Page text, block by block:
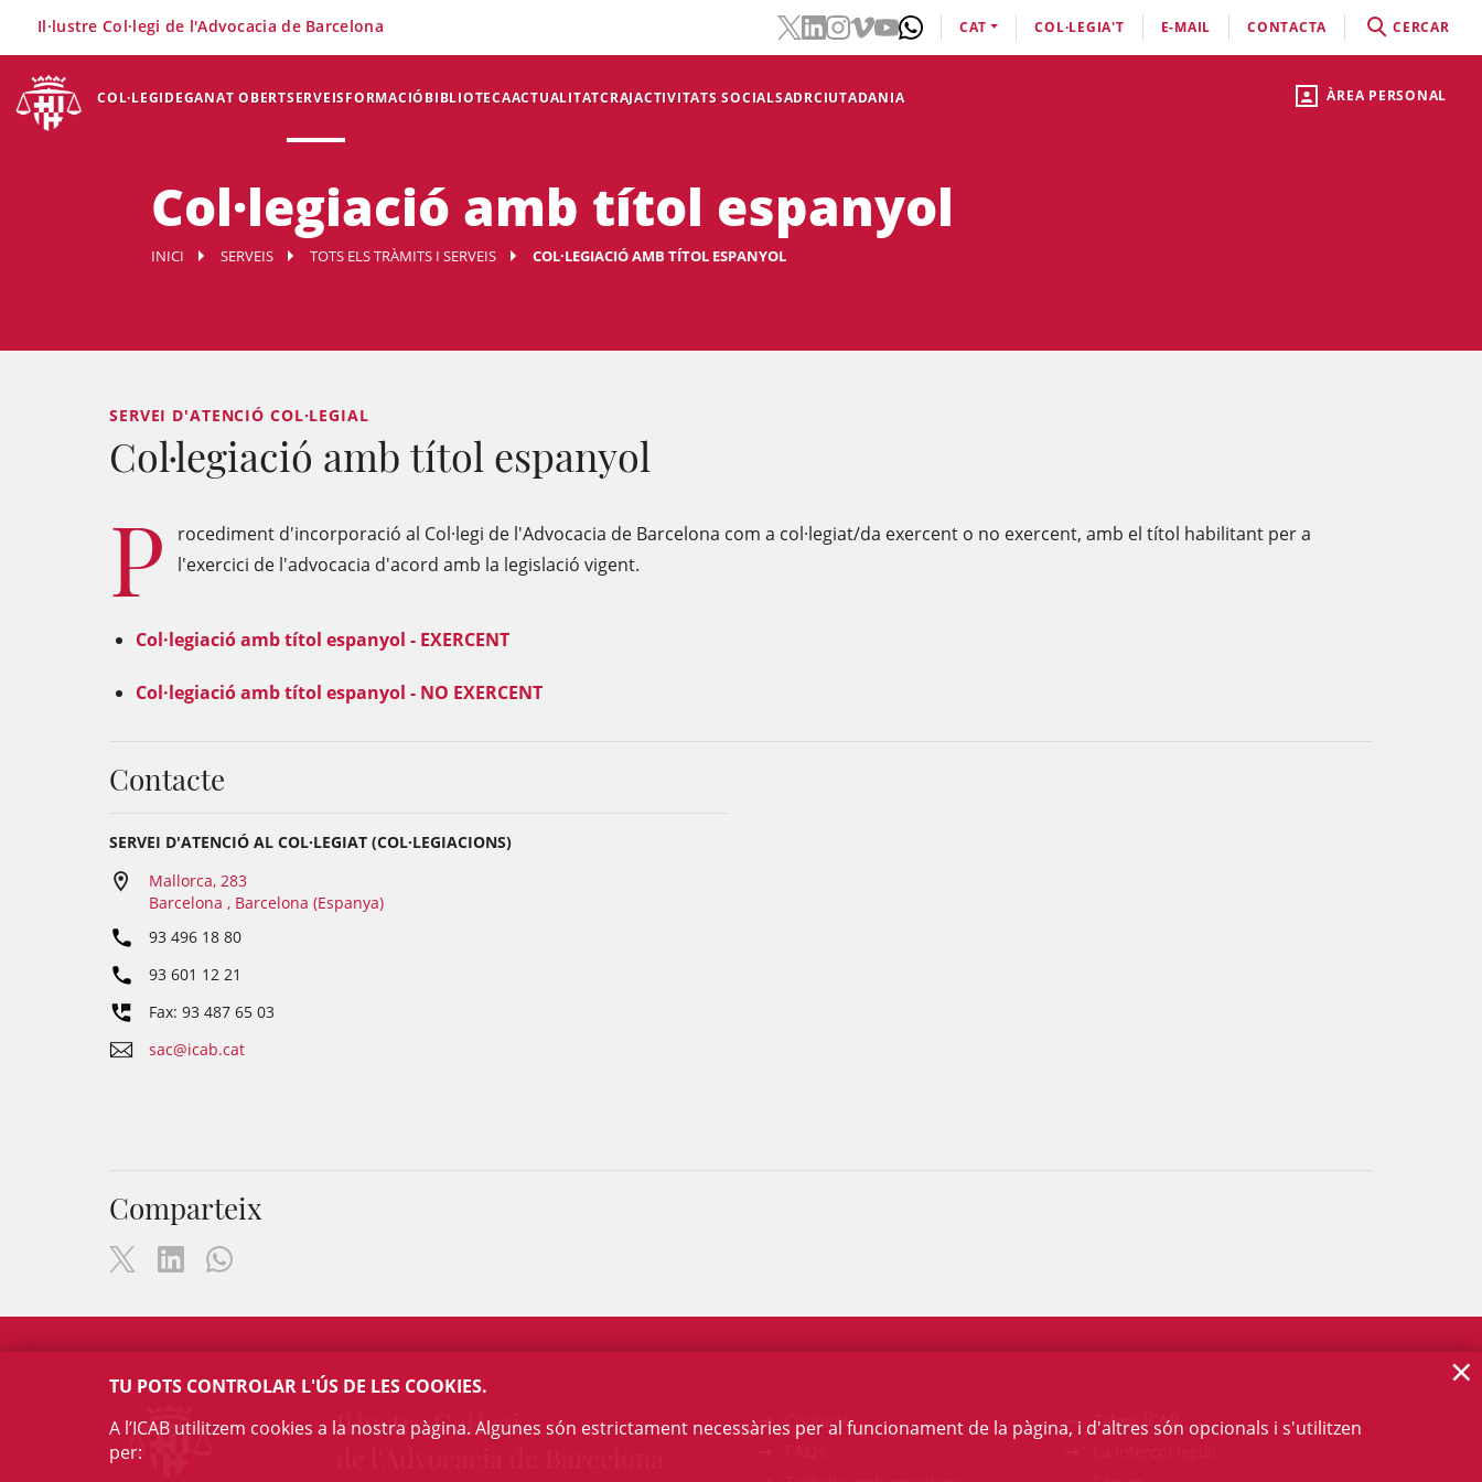
ÀREA PERSONAL
COL·LEGIDEGANAT OBERTSERVEISFORMACIÓBIBLIOTECAACTUALITATCRAJACTIVITATS SOCIALSADRCIUTADANIA
Il·lustre Col·legi de l'Advocacia de Barcelona CAT COL·LEGIA'T E-MAIL CONTACTA CERCAR
Col·legiació amb títol espanyol
INICI SERVEIS TOTS ELS TRÀMITS I SERVEIS COL·LEGIACIÓ AMB TÍTOL ESPANYOL
SERVEI D'ATENCIÓ COL·LEGIAL
Col·legiació amb títol espanyol
P
rocediment d'incorporació al Col·legi de l'Advocacia de Barcelona com a col·legiat/da exercent o no exercent, amb el títol habilitant per a
l'exercici de l'advocacia d'acord amb la legislació vigent.
Col·legiació ambtítol espanyol - EXERCENT
Col·legiació amb títol espanyol - NO EXERCENT
Contacte
SERVEI D'ATENCIÓ AL COL·LEGIAT (COL·LEGIACIONS)
Mallorca, 283
Barcelona , Barcelona (Espanya)
93 496 18 80
93 601 12 21
Fax: 93 487 65 03
sac@icab.cat
Comparteix
Il·lustre Col·legi
Contacte
Talent ICAB
TU POTS CONTROLAR L'ÚS DE LES COOKIES.
A l’ICAB utilitzem cookies a la nostra pàgina. Algunes són estrictament necessàries per al funcionament de la pàgina, i d'altres són opcionals i s'utilitzen
per:
×